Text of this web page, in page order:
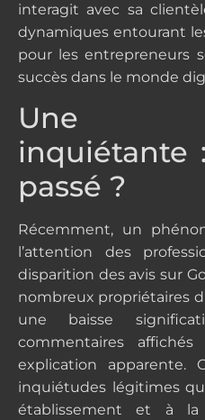
interagit avec sa
dynamiques entourant
pour les entrepreneurs
succès dans le monde
Une
inquiétante
passé ?
Récemment, un
l’attention des
disparition des avis sur
nombreux propriétaires
une baisse
commentaires
explication apparente.
inquiétudes légitimes
établissement et à la